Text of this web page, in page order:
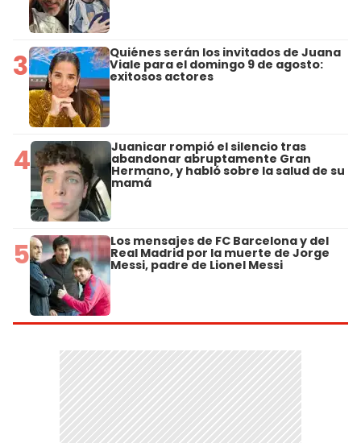
3 Quiénes serán los invitados de Juana
Viale para el domingo 9 de agosto:
exitosos actores
4 Juanicar rompió el silencio tras
abandonar abruptamente Gran
Hermano, y habló sobre la salud de su
mamá
5 Los mensajes de FC Barcelona y del
Real Madrid por la muerte de Jorge
Messi, padre de Lionel Messi